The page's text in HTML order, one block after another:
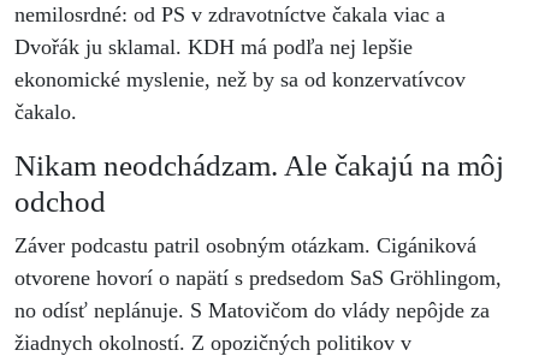
nemilosrdné: od PS v zdravotníctve čakala viac a
Dvořák ju sklamal. KDH má podľa nej lepšie
ekonomické myslenie, než by sa od konzervatívcov
čakalo.
Nikam neodchádzam. Ale čakajú na môj
odchod
Záver podcastu patril osobným otázkam. Cigániková
otvorene hovorí o napätí s predsedom SaS Gröhlingom,
no odísť neplánuje. S Matovičom do vlády nepôjde za
žiadnych okolností. Z opozičných politikov v